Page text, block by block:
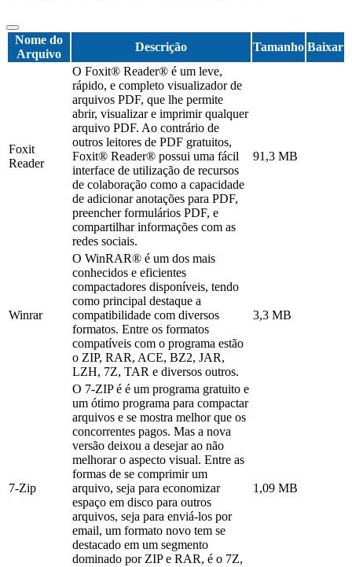
Nome do
Arquivo
Descrição Tamanho Baixar
Foxit
Reader
O Foxit® Reader® é um leve,
rápido, e completo visualizador de
arquivos PDF, que lhe permite
abrir, visualizar e imprimir qualquer
arquivo PDF. Ao contrário de
outros leitores de PDF gratuitos,
Foxit® Reader® possui uma fácil
interface de utilização de recursos
de colaboração como a capacidade
de adicionar anotações para PDF,
preencher formulários PDF, e
compartilhar informações com as
redes sociais.
91,3 MB
Winrar
O WinRAR® é um dos mais
conhecidos e eficientes
compactadores disponíveis, tendo
como principal destaque a
compatibilidade com diversos
formatos. Entre os formatos
compatíveis com o programa estão
o ZIP, RAR, ACE, BZ2, JAR,
LZH, 7Z, TAR e diversos outros.
3,3 MB
7-Zip
O 7-ZIP é é um programa gratuito e
um ótimo programa para compactar
arquivos e se mostra melhor que os
concorrentes pagos. Mas a nova
versão deixou a desejar ao não
melhorar o aspecto visual. Entre as
formas de se comprimir um
arquivo, seja para economizar
espaço em disco para outros
arquivos, seja para enviá-los por
email, um formato novo tem se
destacado em um segmento
dominado por ZIP e RAR, é o 7Z,
1,09 MB